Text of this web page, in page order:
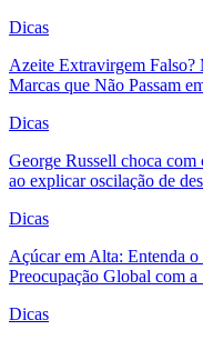
Dicas
Azeite Extravirgem
Marcas que Não Passam
Dicas
George Russell choca com
ao explicar oscilação de
Dicas
Açúcar em Alta: Entenda
Preocupação Global com
Dicas